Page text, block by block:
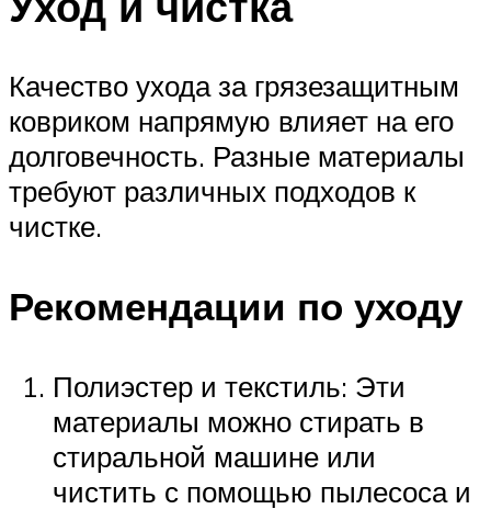
Качество ухода за грязезащитным
ковриком напрямую влияет на его
долговечность. Разные материалы
требуют различных подходов к
чистке.
Рекомендации по уходу
Полиэстер и текстиль: Эти
материалы можно стирать в
стиральной машине или
чистить с помощью пылесоса и